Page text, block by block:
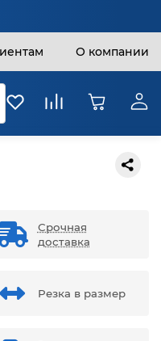
О компании
Срочная
доставка
Резка в размер